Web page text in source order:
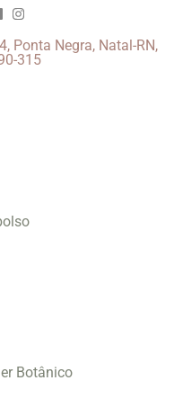
Ponta Negra, Natal-RN,
315
Botânico